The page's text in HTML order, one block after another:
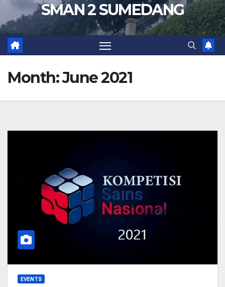
SMAN 2 SUMEDANG
Month:June 2021
EVENTS